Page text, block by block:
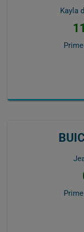
Kayla